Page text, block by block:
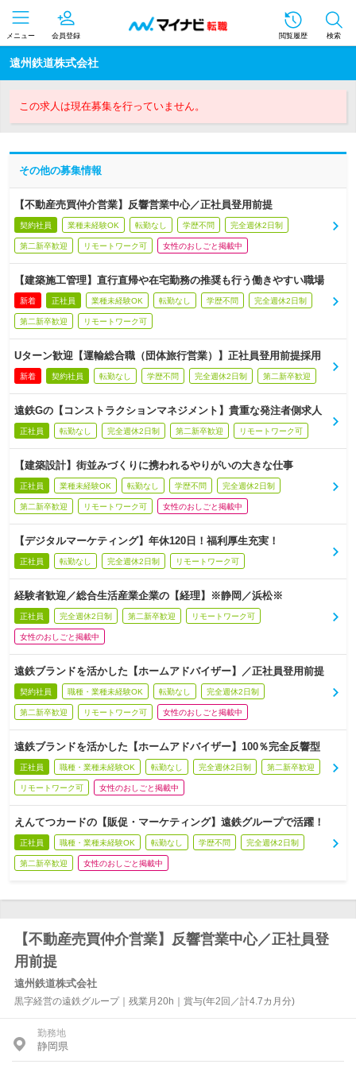
メニュー 会員登録 閲覧履歴 検索
遠州鉄道株式会社
この求人は現在募集を行っていません。
その他の募集情報
【不動産売買仲介営業】反響営業中心／正社員登用前提
契約社員 業種未経験OK 転勤なし 学歴不問 完全週休2日制
第二新卒歓迎 リモートワーク可 女性のおしごと掲載中
【建築施工管理】直行直帰や在宅勤務の推奨も行う働きやすい職場
新着 正社員 業種未経験OK 転勤なし 学歴不問 完全週休2日制
第二新卒歓迎 リモートワーク可
Uターン歓迎【運輸総合職（団体旅行営業）】正社員登用前提採用
新着 契約社員 転勤なし 学歴不問 完全週休2日制 第二新卒歓迎
遠鉄Gの【コンストラクションマネジメント】貴重な発注者側求人
正社員 転勤なし 完全週休2日制 第二新卒歓迎 リモートワーク可
【建築設計】街並みづくりに携われるやりがいの大きな仕事
正社員 業種未経験OK 転勤なし 学歴不問 完全週休2日制
第二新卒歓迎 リモートワーク可 女性のおしごと掲載中
【デジタルマーケティング】年休120日！福利厚生充実！
正社員 転勤なし 完全週休2日制 リモートワーク可
経験者歓迎／総合生活産業企業の【経理】※静岡／浜松※
正社員 完全週休2日制 第二新卒歓迎 リモートワーク可
女性のおしごと掲載中
遠鉄ブランドを活かした【ホームアドバイザー】／正社員登用前提
契約社員 職種・業種未経験OK 転勤なし 完全週休2日制
第二新卒歓迎 リモートワーク可 女性のおしごと掲載中
遠鉄ブランドを活かした【ホームアドバイザー】100％完全反響型
正社員 職種・業種未経験OK 転勤なし 完全週休2日制 第二新卒歓迎
リモートワーク可 女性のおしごと掲載中
えんてつカードの【販促・マーケティング】遠鉄グループで活躍！
正社員 職種・業種未経験OK 転勤なし 学歴不問 完全週休2日制
第二新卒歓迎 女性のおしごと掲載中
【不動産売買仲介営業】反響営業中心／正社員登
用前提
遠州鉄道株式会社
黒字経営の遠鉄グループ｜残業月20h｜賞与(年2回／計4.7カ月分)
勤務地
静岡県